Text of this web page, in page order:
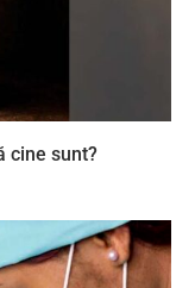
cine sunt?